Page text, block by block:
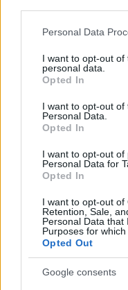
Please note that this
not limited to your visit
grant or deny consent
use your data for
consent section.
Personal Data
I want to opt-out
personal data.
Opted In
I want to opt-out of
Personal Data.
Opted In
I want to opt-out of
Personal Data for
Opted In
I want to opt-out of
Retention, Sale,
Personal Data that
Purposes for which
Opted Out
Google consents
Műveit latinul írta. Sok
művéhez, amelyből
levélre és a naplóra. A